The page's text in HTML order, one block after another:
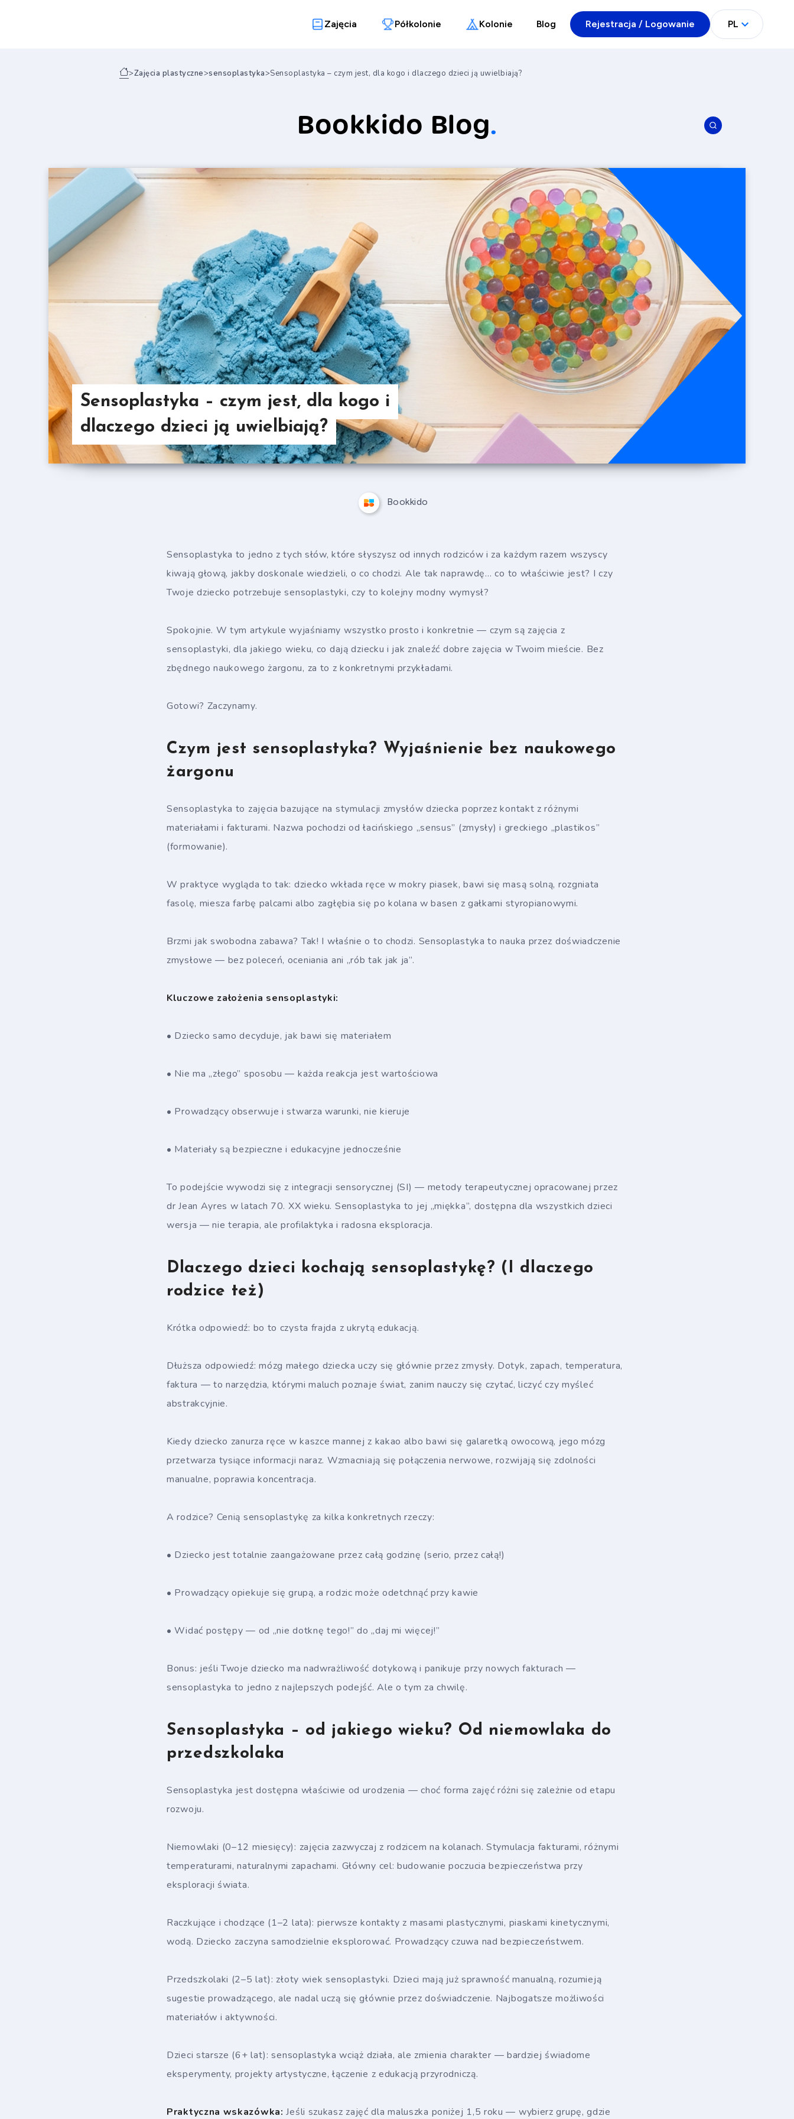
Zajęcia Półkolonie Kolonie Blog Rejestracja / Logowanie PL
>Zajęcia plastyczne>sensoplastyka>Sensoplastyka – czym jest, dla kogo i dlaczego dzieci ją uwielbiają?
Bookkido Blog.
Sensoplastyka – czym jest, dla kogo i
dlaczego dzieci ją uwielbiają?
Bookkido
Sensoplastyka to jedno z tych słów, które słyszysz od innych rodziców i za każdym razem wszyscy
kiwają głową, jakby doskonale wiedzieli, o co chodzi. Ale tak naprawdę… co to właściwie jest? I czy
Twoje dziecko potrzebuje sensoplastyki, czy to kolejny modny wymysł?
Spokojnie. W tym artykule wyjaśniamy wszystko prosto i konkretnie — czym są zajęcia z
sensoplastyki, dla jakiego wieku, co dają dziecku i jak znaleźć dobre zajęcia w Twoim mieście. Bez
zbędnego naukowego żargonu, za to z konkretnymi przykładami.
Gotowi? Zaczynamy.
Czym jest sensoplastyka? Wyjaśnienie bez naukowego
żargonu
Sensoplastyka to zajęcia bazujące na stymulacji zmysłów dziecka poprzez kontakt z różnymi
materiałami i fakturami. Nazwa pochodzi od łacińskiego „sensus” (zmysły) i greckiego „plastikos”
(formowanie).
W praktyce wygląda to tak: dziecko wkłada ręce w mokry piasek, bawi się masą solną, rozgniata
fasolę, miesza farbę palcami albo zagłębia się po kolana w basen z gałkami styropianowymi.
Brzmi jak swobodna zabawa? Tak! I właśnie o to chodzi. Sensoplastyka to nauka przez doświadczenie
zmysłowe — bez poleceń, oceniania ani „rób tak jak ja”.
Kluczowe założenia sensoplastyki:
• Dziecko samo decyduje, jak bawi się materiałem
• Nie ma „złego” sposobu — każda reakcja jest wartościowa
• Prowadzący obserwuje i stwarza warunki, nie kieruje
• Materiały są bezpieczne i edukacyjne jednocześnie
To podejście wywodzi się z integracji sensorycznej (SI) — metody terapeutycznej opracowanej przez
dr Jean Ayres w latach 70. XX wieku. Sensoplastyka to jej „miękka”, dostępna dla wszystkich dzieci
wersja — nie terapia, ale profilaktyka i radosna eksploracja.
Dlaczego dzieci kochają sensoplastykę? (I dlaczego
rodzice też)
Krótka odpowiedź: bo to czysta frajda z ukrytą edukacją.
Dłuższa odpowiedź: mózg małego dziecka uczy się głównie przez zmysły. Dotyk, zapach, temperatura,
faktura — to narzędzia, którymi maluch poznaje świat, zanim nauczy się czytać, liczyć czy myśleć
abstrakcyjnie.
Kiedy dziecko zanurza ręce w kaszce mannej z kakao albo bawi się galaretką owocową, jego mózg
przetwarza tysiące informacji naraz. Wzmacniają się połączenia nerwowe, rozwijają się zdolności
manualne, poprawia koncentracja.
A rodzice? Cenią sensoplastykę za kilka konkretnych rzeczy:
• Dziecko jest totalnie zaangażowane przez całą godzinę (serio, przez całą!)
• Prowadzący opiekuje się grupą, a rodzic może odetchnąć przy kawie
• Widać postępy — od „nie dotknę tego!” do „daj mi więcej!”
Bonus: jeśli Twoje dziecko ma nadwrażliwość dotykową i panikuje przy nowych fakturach —
sensoplastyka to jedno z najlepszych podejść. Ale o tym za chwilę.
Sensoplastyka – od jakiego wieku? Od niemowlaka do
przedszkolaka
Sensoplastyka jest dostępna właściwie od urodzenia — choć forma zajęć różni się zależnie od etapu
rozwoju.
Niemowlaki (0–12 miesięcy): zajęcia zazwyczaj z rodzicem na kolanach. Stymulacja fakturami, różnymi
temperaturami, naturalnymi zapachami. Główny cel: budowanie poczucia bezpieczeństwa przy
eksploracji świata.
Raczkujące i chodzące (1–2 lata): pierwsze kontakty z masami plastycznymi, piaskami kinetycznymi,
wodą. Dziecko zaczyna samodzielnie eksplorować. Prowadzący czuwa nad bezpieczeństwem.
Przedszkolaki (2–5 lat): złoty wiek sensoplastyki. Dzieci mają już sprawność manualną, rozumieją
sugestie prowadzącego, ale nadal uczą się głównie przez doświadczenie. Najbogatsze możliwości
materiałów i aktywności.
Dzieci starsze (6+ lat): sensoplastyka wciąż działa, ale zmienia charakter — bardziej świadome
eksperymenty, projekty artystyczne, łączenie z edukacją przyrodniczą.
Praktyczna wskazówka:Jeśli szukasz zajęć dla maluszka poniżej 1,5 roku — wybierz grupę, gdzie